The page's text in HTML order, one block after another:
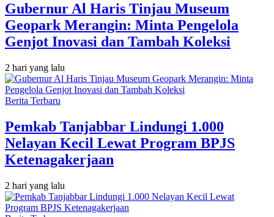
Gubernur Al Haris Tinjau Museum
Geopark Merangin: Minta Pengelola
Genjot Inovasi dan Tambah Koleksi
2 hari yang lalu
Berita Terbaru
Pemkab Tanjabbar Lindungi 1.000
Nelayan Kecil Lewat Program BPJS
Ketenagakerjaan
2 hari yang lalu